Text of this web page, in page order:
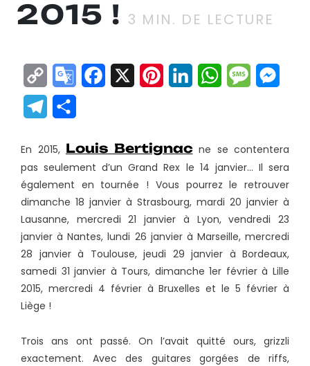
3 MIN. DE LECTURE
Copy
Link
GoogleFacebook
X Pinterest
LinkedInWhatsApp
Telegram
En 2015, Louis Bertignacne se contentera
pas seulement d’un Grand Rex le 14 janvier… Il sera
également en tournée ! Vous pourrez le retrouver
dimanche 18 janvier à Strasbourg, mardi 20 janvier à
Lausanne, mercredi 21 janvier à Lyon, vendredi 23
janvier à Nantes, lundi 26 janvier à Marseille, mercredi
28 janvier à Toulouse, jeudi 29 janvier à Bordeaux,
samedi 31 janvier à Tours, dimanche 1er février à Lille
2015, mercredi 4 février à Bruxelles et le 5 février à
Liège !
Trois ans ont passé. On l’avait quitté ours, grizzli
exactement. Avec des guitares gorgées de riffs,